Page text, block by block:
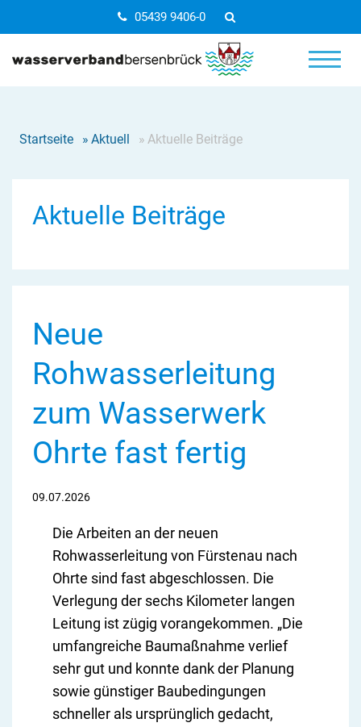
05439 9406-0
Startseite » Aktuell » Aktuelle Beiträge
Aktuelle Beiträge
Neue
Rohwasserleitung
zum Wasserwerk
Ohrte fast fertig
09.07.2026
Die Arbeiten an der neuen
Rohwasserleitung von Fürstenau nach
Ohrte sind fast abgeschlossen. Die
Verlegung der sechs Kilometer langen
Leitung ist zügig vorangekommen. „Die
umfangreiche Baumaßnahme verlief
sehr gut und konnte dank der Planung
sowie günstiger Baubedingungen
schneller als ursprünglich gedacht,